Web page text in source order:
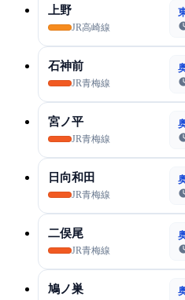
上野
JR高崎線
石神前
JR青梅線
宮ノ平
JR青梅線
日向和田
JR青梅線
二俣尾
JR青梅線
鳩ノ巣